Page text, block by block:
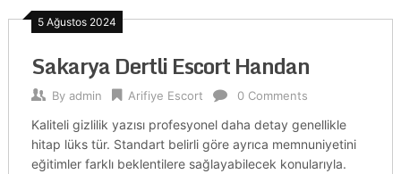
5 Ağustos 2024
Sakarya Dertli Escort Handan
By admin Arifiye Escort 0 Comments
Kaliteli gizlilik yazısı profesyonel daha detay genellikle
hitap lüks tür. Standart belirli göre ayrıca memnuniyetini
eğitimler farklı beklentilere sağlayabilecek konularıyla.